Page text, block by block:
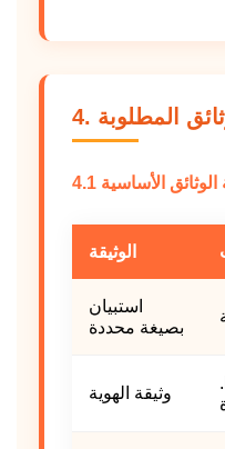
المطلوبة
الوثائق الأساسية
الوثيقة
استبيان
بصيغة محددة
وثيقة الهوية